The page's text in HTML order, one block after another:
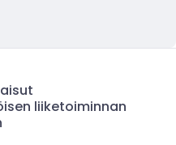
liiketoiminnan